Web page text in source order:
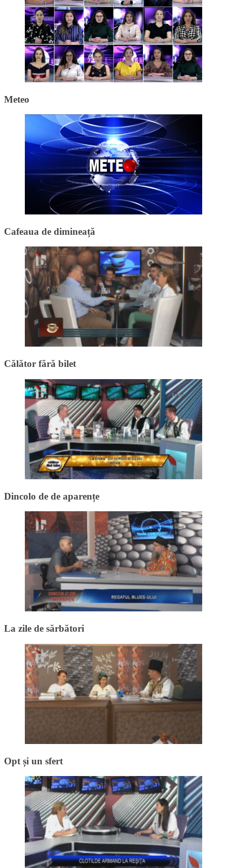
Meteo
Cafeaua de dimineață
Călător fără bilet
Dincolo de de aparențe
La zile de sărbători
Opt și un sfert